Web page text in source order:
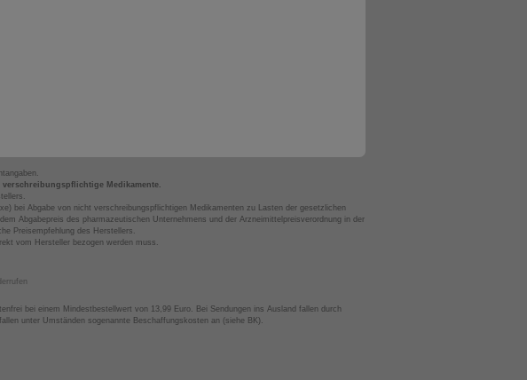
Medikamente.
bei Abgabe von nicht verschreibungspflichtigen Medikamenten zu Lasten der gesetzlichen
Abgabepreis des pharmazeutischen Unternehmens und der Arzneimittelpreisverordnung in der
Preisempfehlung des Herstellers.
vom Hersteller bezogen werden muss.
bei einem Mindestbestellwert von 13,99 Euro. Bei Sendungen ins Ausland fallen durch
unter Umständen sogenannte Beschaffungskosten an (siehe BK).